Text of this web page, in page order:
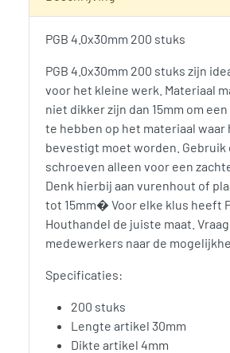
PGB 4.0x30mm 200 stuks
PGB 4.0x30mm 200 stuks zijn
voor het kleine werk. Materiaal
niet dikker zijn dan 15mm om
te hebben op het materiaal waar
bevestigt moet worden. Gebruik
schroeven alleen voor een
Denk hierbij aan vurenhout of
tot 15mm� Voor elke klus heeft
Houthandel de juiste maat.
medewerkers naar de
Specificaties:
200 stuks
Lengte artikel 30mm
Dikte artikel 4mm